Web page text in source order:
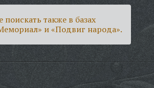
также в базах
и «Подвиг народа».